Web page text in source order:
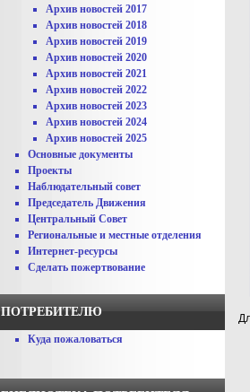
Архив новостей 2017
Архив новостей 2018
Архив новостей 2019
Архив новостей 2020
Архив новостей 2021
Архив новостей 2022
Архив новостей 2023
Архив новостей 2024
Архив новостей 2025
Основные документы
Проекты
Наблюдательный совет
Председатель Движения
Центральный Совет
Региональные и местные отделения
Интернет-ресурсы
Сделать пожертвование
ПОТРЕБИТЕЛЮ
Куда пожаловаться